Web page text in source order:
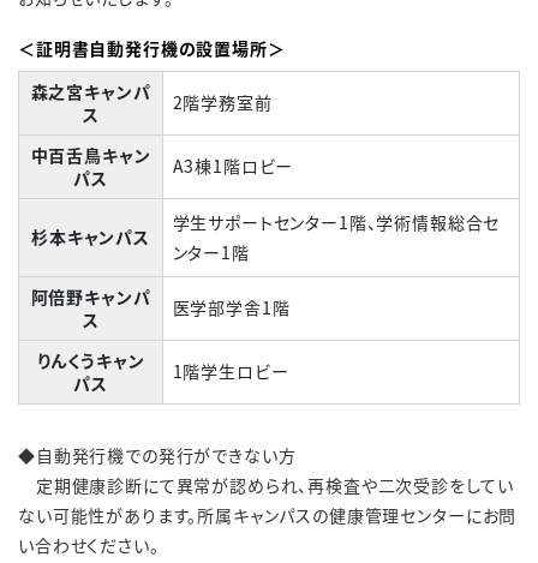
＜証明書自動発行機の設置場所＞
森之宮キャンパ
ス
2階学務室前
中百舌鳥キャン
パス
A3棟1階ロビー
杉本キャンパス
学生サポートセンター1階、学術情報総合セ
ンター1階
阿倍野キャンパ
ス
医学部学舎1階
りんくうキャン
パス
1階学生ロビー
◆自動発行機での発行ができない方
定期健康診断にて異常が認められ、再検査や二次受診をしてい
ない可能性があります。所属キャンパスの健康管理センターにお問
い合わせください。